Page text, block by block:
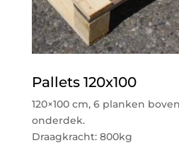
Pallets 120x100
120×100 cm, 6 planken
onderdek.
Draagkracht: 800kg